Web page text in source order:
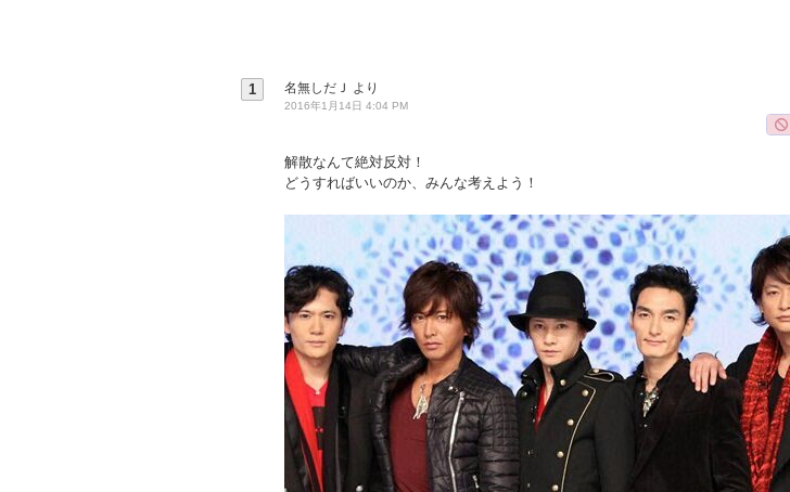
1 名無しだＪ より
2016年1月14日 4:04 PM
解散なんて絶対反対！
どうすればいいのか、みんな考えよう！